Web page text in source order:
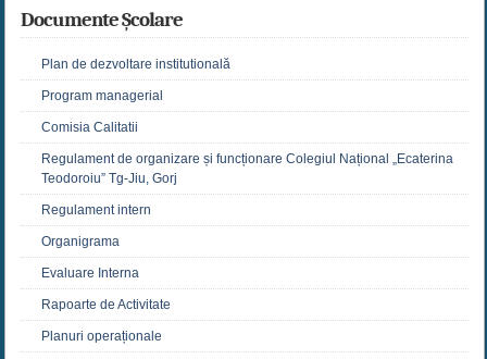
Documente Școlare
Plan de dezvoltare institutională
Program managerial
Comisia Calitatii
Regulament de organizare și funcționare Colegiul Național „Ecaterina
Teodoroiu” Tg-Jiu, Gorj
Regulament intern
Organigrama
Evaluare Interna
Rapoarte de Activitate
Planuri operaționale